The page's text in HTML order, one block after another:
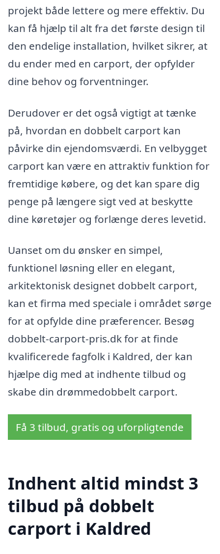
projekt både lettere og mere effektiv. Du
kan få hjælp til alt fra det første design til
den endelige installation, hvilket sikrer, at
du ender med en carport, der opfylder
dine behov og forventninger.
Derudover er det også vigtigt at tænke
på, hvordan en dobbelt carport kan
påvirke din ejendomsværdi. En velbygget
carport kan være en attraktiv funktion for
fremtidige købere, og det kan spare dig
penge på længere sigt ved at beskytte
dine køretøjer og forlænge deres levetid.
Uanset om du ønsker en simpel,
funktionel løsning eller en elegant,
arkitektonisk designet dobbelt carport,
kan et firma med speciale i området sørge
for at opfylde dine præferencer. Besøg
dobbelt-carport-pris.dk for at finde
kvalificerede fagfolk i Kaldred, der kan
hjælpe dig med at indhente tilbud og
skabe din drømmedobbelt carport.
Få 3 tilbud, gratis og uforpligtende
Indhent altid mindst 3
tilbud på dobbelt
carport i Kaldred